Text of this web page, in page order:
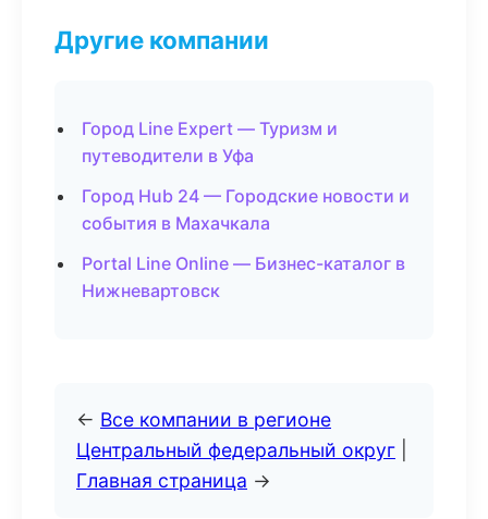
Другие компании
Город Line Expert — Туризм и
путеводители в Уфа
Город Hub 24 — Городские новости и
события в Махачкала
Portal Line Online — Бизнес-каталог в
Нижневартовск
← Все компании в регионе
Центральный федеральный округ
Главная страница →